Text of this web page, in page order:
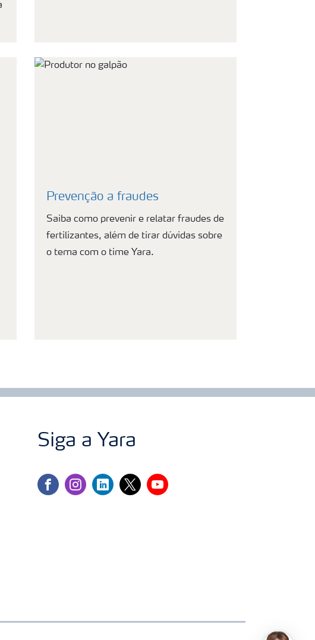
Prevenção a fraudes
Saiba como prevenir e relatar fraudes de
fertilizantes, além de tirar dúvidas sobre
o tema com o time Yara.
Siga a Yara
facebookinstagramlinkedintwitteryoutube